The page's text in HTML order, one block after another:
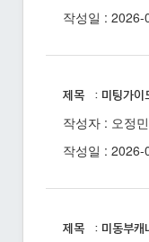
작성일 : 2026-
제목 : 미팅가이
작성자 : 오정민
작성일 :
제목 : 미동부캐